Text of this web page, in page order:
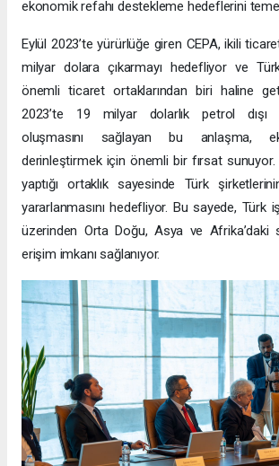
ekonomik refahı destekleme hedeflerini
Eylül 2023’te yürürlüğe giren CEPA, ikili
milyar dolara çıkarmayı hedefliyor ve
önemli ticaret ortaklarından biri haline
2023’te 19 milyar dolarlık petrol dışı
oluşmasını sağlayan bu anlaşma,
derinleştirmek için önemli bir fırsat sunuyor.
yaptığı ortaklık sayesinde Türk
yararlanmasını hedefliyor. Bu sayede, Türk
üzerinden Orta Doğu, Asya ve Afrika’daki
erişim imkanı sağlanıyor.